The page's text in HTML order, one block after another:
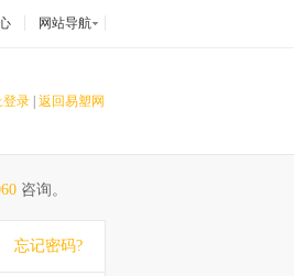
网站导航
登录 返回易塑网
咨询。
忘记密码?